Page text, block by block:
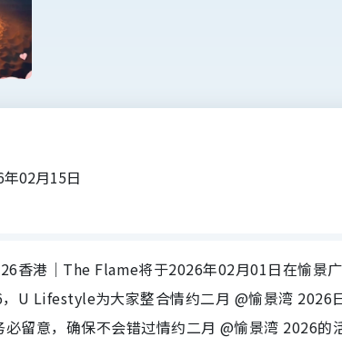
02月15日
香港｜The Flame将于2026年02月01日在愉景
U Lifestyle为大家整合情约二月 @愉景湾 2026
留意，确保不会错过情约二月 @愉景湾 2026的